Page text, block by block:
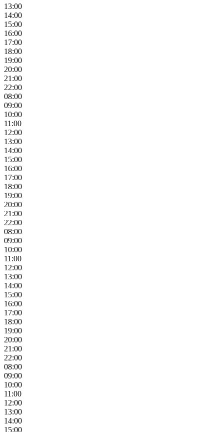
13:00
14:00
15:00
16:00
17:00
18:00
19:00
20:00
21:00
22:00
08:00
09:00
10:00
11:00
12:00
13:00
14:00
15:00
16:00
17:00
18:00
19:00
20:00
21:00
22:00
08:00
09:00
10:00
11:00
12:00
13:00
14:00
15:00
16:00
17:00
18:00
19:00
20:00
21:00
22:00
08:00
09:00
10:00
11:00
12:00
13:00
14:00
15:00